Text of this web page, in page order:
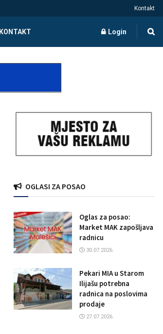
Kontakt
KONTAKT Login
OGLASI ZA POSAO
Oglas za posao:
Market MAK zapošljava
radnicu
30.07.2026.
Pekari MIA u Starom
Ilijašu potrebna
radnica na poslovima
prodaje
27.07.2026.